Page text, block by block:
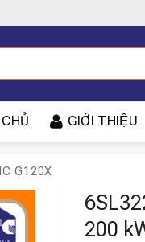
GIỚI THIỆU
G120X
200